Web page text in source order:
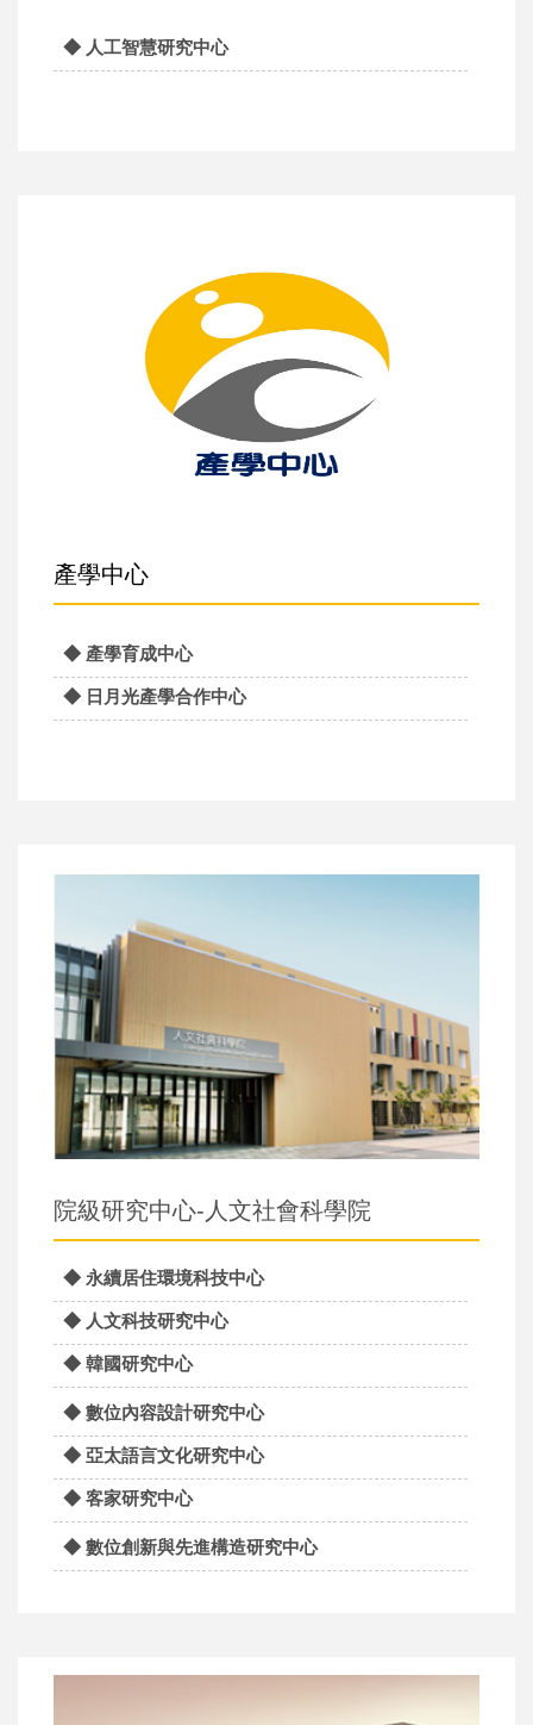
◆ 人工智慧研究中心
產學中心
◆ 產學育成中心
◆ 日月光產學合作中心
院級研究中心-人文社會科學院
◆ 永續居住環境科技中心
◆ 人文科技研究中心
◆ 韓國研究中心
◆ 數位內容設計研究中心
◆ 亞太語言文化研究中心
◆ 客家研究中心
◆ 數位創新與先進構造研究中心